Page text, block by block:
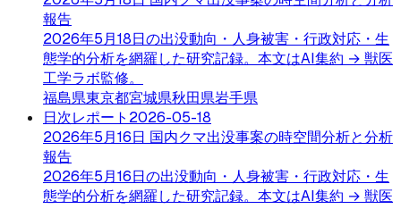
報告
2026年5月18日の出没動向・人身被害・行政対応・生
態学的分析を網羅した研究記録。本文はAI集約 → 獣医
工学ラボ監修。
福島県東京都宮城県秋田県岩手県
日次レポート 2026-05-18
2026年5月16日 国内クマ出没事案の時空間分析と分析
報告
2026年5月16日の出没動向・人身被害・行政対応・生
態学的分析を網羅した研究記録。本文はAI集約 → 獣医